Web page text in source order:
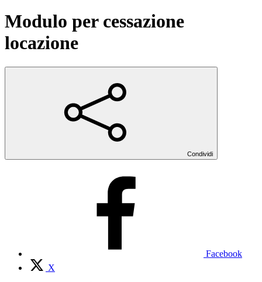
Modulo per cessazione
locazione
Condividi
Facebook
X